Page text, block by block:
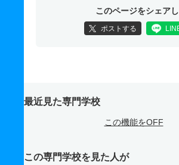
このページをシェア
ポストする
最近見た専門学校
この機能をOFF
この専門学校を見た人が